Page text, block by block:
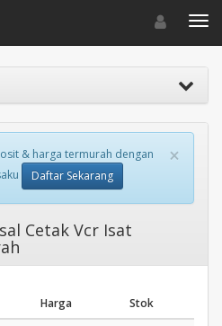
Toggle
×
& harga termurah dengan
Daftar Sekarang
Cetak Vcr Isat
Harga Stok